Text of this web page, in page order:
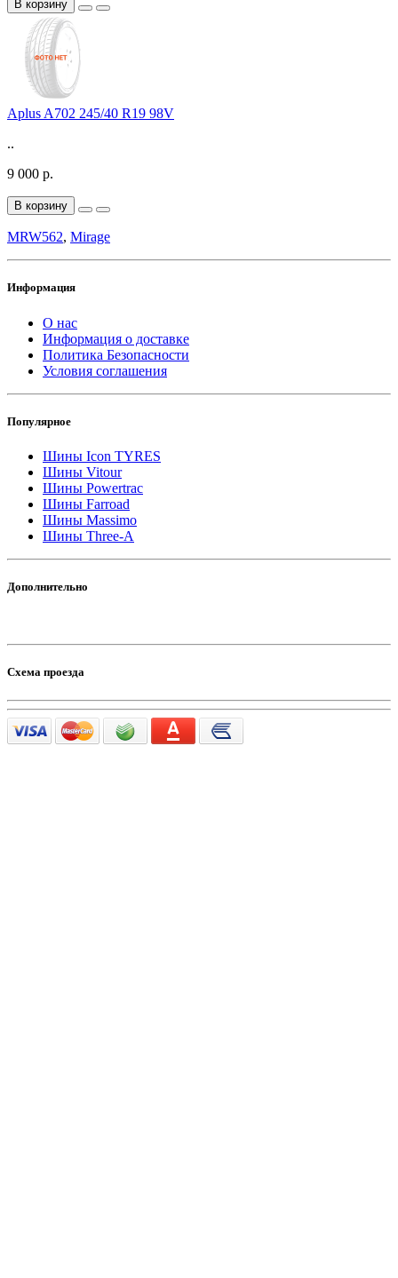
В корзину
Aplus A702 245/40 R19 98V
..
9 000 р.
В корзину
MRW562, Mirage
Информация
О нас
Информация о доставке
Политика Безопасности
Условия соглашения
Популярное
Шины Icon TYRES
Шины Vitour
Шины Powertrac
Шины Farroad
Шины Massimo
Шины Three-A
Дополнительно
Схема проезда